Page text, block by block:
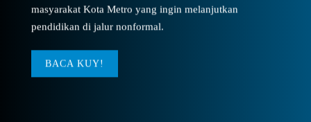
masyarakat Kota Metro yang ingin melanjutkan
pendidikan di jalur nonformal.
BACA KUY!